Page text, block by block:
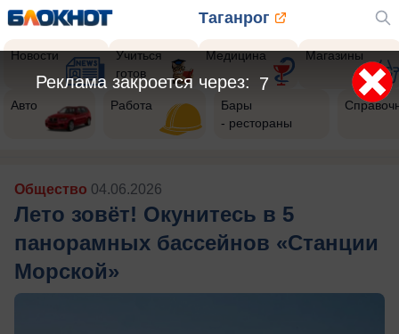
Таганрог
Новости
Учиться
готов
Медицина Магазины
Авто Работа
Бары
- рестораны
Общество 04.06.2026
Лето зовёт! Окунитесь в 5
панорамных бассейнов «Станции
Морской»
5
Реклама закроется через: